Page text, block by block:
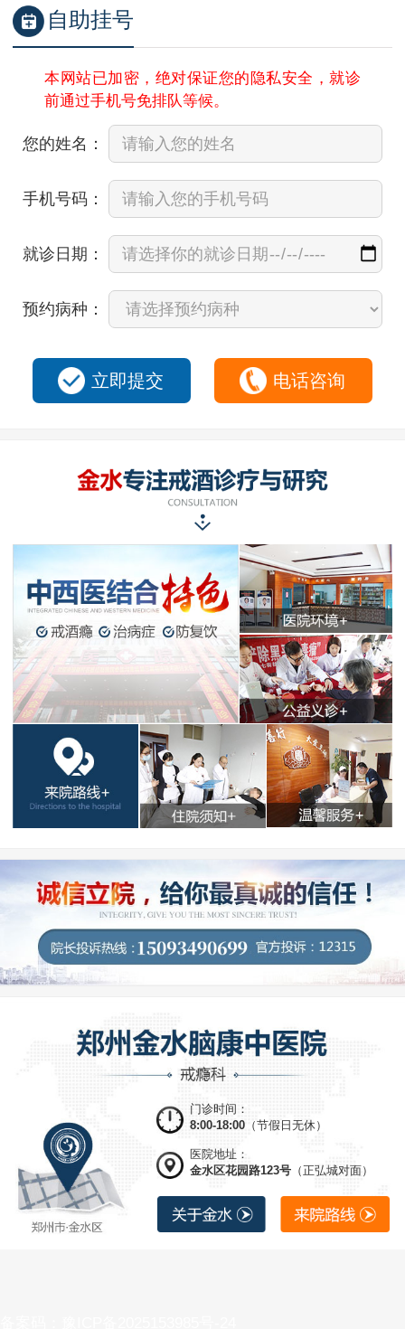
自助挂号
本网站已加密，绝对保证您的隐私安全，就诊
前通过手机号免排队等候。
您的姓名：
手机号码：
就诊日期：
预约病种：
立即提交 电话咨询
门诊时间：
8:00-18:00 （节假日无休）
医院地址：
金水区花园路123号 （正弘城对面）